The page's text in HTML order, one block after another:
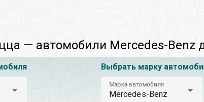
— автомобили Mercedes-Benz
Выбрать марку
Марка автомобиля
Mercedes-Benz